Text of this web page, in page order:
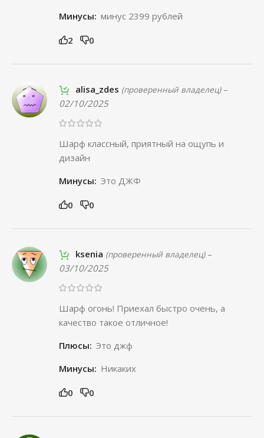
Минусы: минус 2399 рублей
2 0
alisa_zdes (проверенный владелец) –
02/10/2025
Шарф классный, приятный на ощупь и
дизайн
Минусы: Это ДЖФ
0 0
ksenia (проверенный владелец) –
03/10/2025
Шарф огонь! Приехал быстро очень, а
качество такое отличное!
Плюсы: Это джф
Минусы: Никаких
0 0